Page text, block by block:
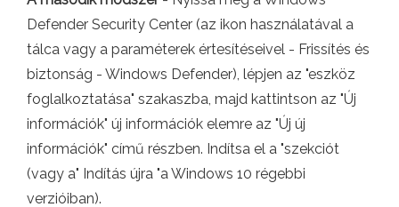
Defender Security Center (az ikon használatával a
tálca vagy a paraméterek értesítéseivel - Frissítés és
biztonság - Windows Defender), lépjen az "eszköz
foglalkoztatása" szakaszba, majd kattintson az "Új
információk" új információk elemre az "Új új
információk" című részben. Indítsa el a "szekciót
(vagy a" Indítás újra "a Windows 10 régebbi
verzióiban).